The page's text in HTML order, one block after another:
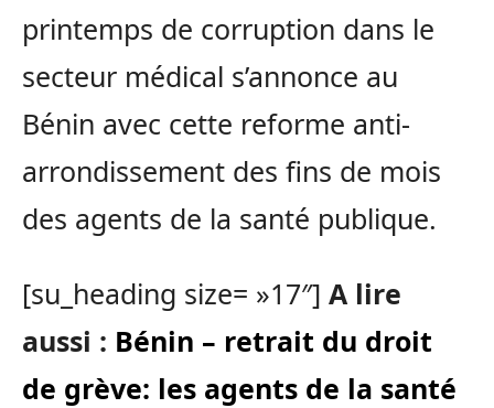
printemps de corruption dans le
secteur médical s’annonce au
Bénin avec cette reforme anti-
arrondissement des fins de mois
des agents de la santé publique.
[su_heading size= »17″] A lire
aussi : Bénin – retrait du droit
de grève: les agents de la santé